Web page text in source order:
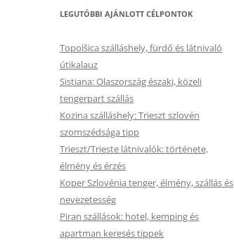
LEGUTÓBBI AJÁNLOTT CÉLPONTOK
Topolšica szálláshely, fürdő és látnivaló
útikalauz
Sistiana: Olaszország északi, közeli
tengerpart szállás
Kozina szálláshely: Trieszt szlovén
szomszédsága tipp
Trieszt/Trieste látnivalók: története,
élmény és érzés
Koper Szlovénia tenger, élmény, szállás és
nevezetesség
Piran szállások: hotel, kemping és
apartman keresés tippek